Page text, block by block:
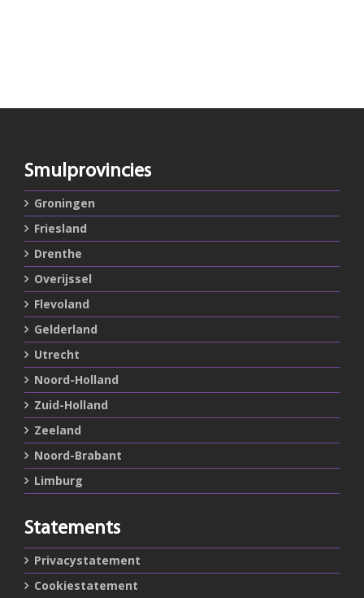
Smulprovincies
Groningen
Friesland
Drenthe
Overijssel
Flevoland
Gelderland
Utrecht
Noord-Holland
Zuid-Holland
Zeeland
Noord-Brabant
Limburg
Statements
Privacystatement
Cookiestatement